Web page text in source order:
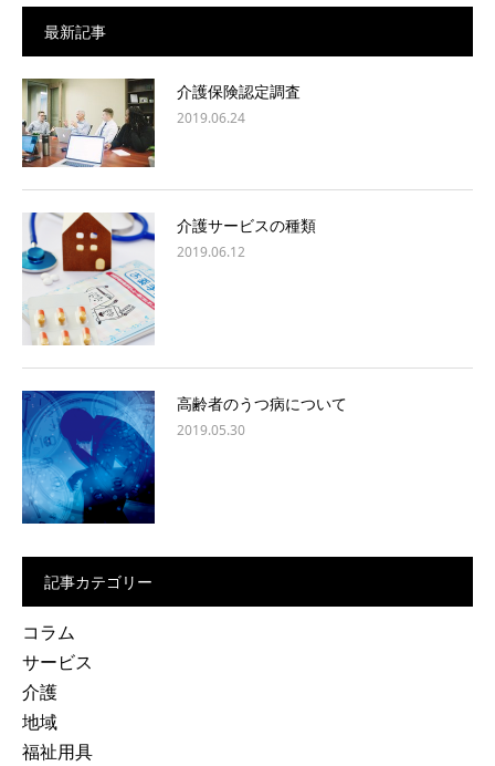
最新記事
介護保険認定調査
2019.06.24
介護サービスの種類
2019.06.12
高齢者のうつ病について
2019.05.30
記事カテゴリー
コラム
サービス
介護
地域
福祉用具